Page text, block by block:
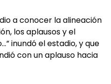
a conocer la alineación
los aplausos y el
inundó el estadio, y que
con un aplauso hacia